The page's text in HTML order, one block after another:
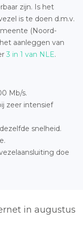
zijn. Is het
is te doen d.m.v.
(Noord-
aanleggen van
3 in 1 van NLE.
Mb/s.
zeer intensief
snelheid.
doe
in augustus